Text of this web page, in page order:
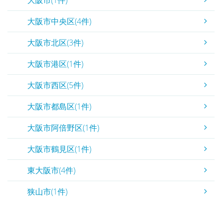
大阪市中央区(4件)
大阪市北区(3件)
大阪市港区(1件)
大阪市西区(5件)
大阪市都島区(1件)
大阪市阿倍野区(1件)
大阪市鶴見区(1件)
東大阪市(4件)
狭山市(1件)